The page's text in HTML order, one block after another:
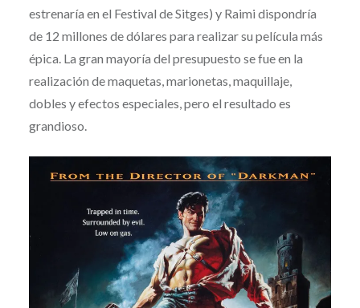
estrenaría en el Festival de Sitges) y Raimi dispondría
de 12 millones de dólares para realizar su película más
épica. La gran mayoría del presupuesto se fue en la
realización de maquetas, marionetas, maquillaje,
dobles y efectos especiales, pero el resultado es
grandioso.